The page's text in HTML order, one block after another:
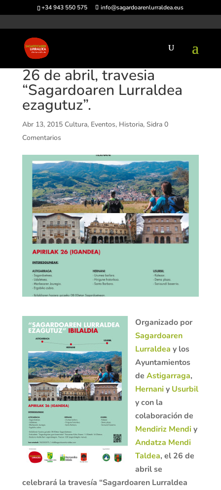
+34 943 550 575 info@sagardoarenlurraldea.eus
26 de abril, travesia
“Sagardoaren Lurraldea
ezagutuz”.
Abr 13, 2015 Cultura, Eventos, Historia, Sidra 0
Comentarios
Organizado por
Sagardoaren
Lurraldea y los
Ayuntamientos
de Astigarraga,
Hernaniy Usurbil
y con la
colaboración de
Mendiriz Mendiy
Andatza Mendi
Taldea, el 26 de
abril se
celebrará la travesía “Sagardoaren Lurraldea